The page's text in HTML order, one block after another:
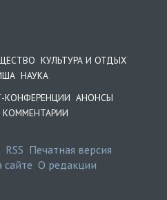
КУЛЬТУРА И ОТДЫХ
НАУКА
КОНФЕРЕНЦИИ АНОНСЫ
КОММЕНТАРИИ
RSS Печатная версия
сайте О редакции